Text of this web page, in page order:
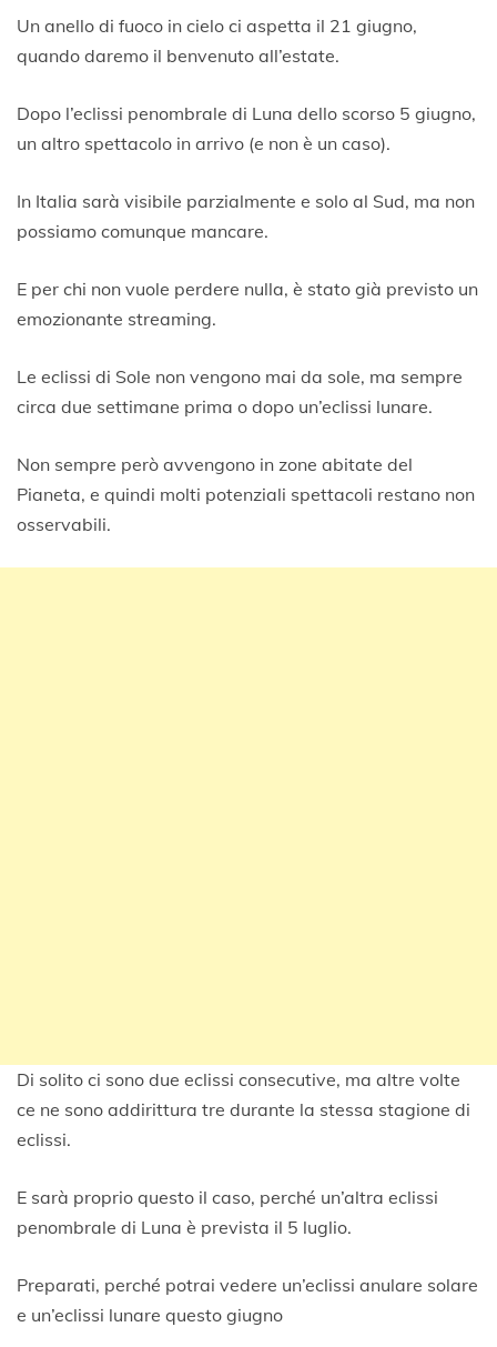
9
i
g
o
0
0
Un anello di fuoco in cielo ci aspetta il 21 giugno,
quando daremo il benvenuto all’estate.
Dopo l’eclissi penombrale di Luna dello scorso 5 giugno,
un altro spettacolo in arrivo (e non è un caso).
In Italia sarà visibile parzialmente e solo al Sud, ma non
possiamo comunque mancare.
E per chi non vuole perdere nulla, è stato già previsto un
emozionante streaming.
Le eclissi di Sole non vengono mai da sole, ma sempre
circa due settimane prima o dopo un’eclissi lunare.
Non sempre però avvengono in zone abitate del
Pianeta, e quindi molti potenziali spettacoli restano non
osservabili.
Di solito ci sono due eclissi consecutive, ma altre volte
ce ne sono addirittura tre durante la stessa stagione di
eclissi.
E sarà proprio questo il caso, perché un’altra eclissi
penombrale di Luna è prevista il 5 luglio.
Preparati, perché potrai vedere un’eclissi anulare solare
e un’eclissi lunare questo giugno